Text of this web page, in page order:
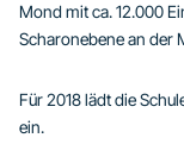
Mond mit ca. 12.000
Scharonebene an der
Für 2018 lädt die
ein.